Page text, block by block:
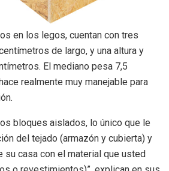
en los legos, cuentan con tres
de largo, y una altura y
El mediano pesa 7,5
realmente muy manejable para
bloques aislados, lo único que le
del tejado (armazón y cubierta) y
su casa con el material que usted